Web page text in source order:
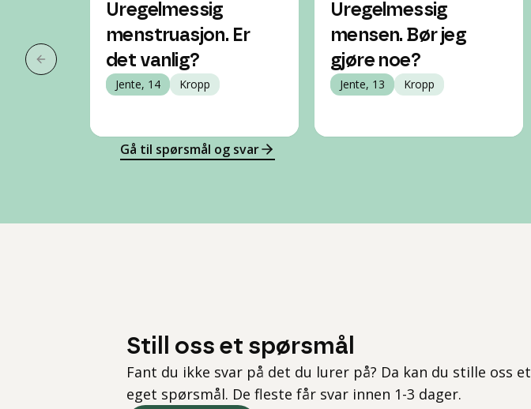
Forrige slide
Uregelmessig
menstruasjon. Er
det vanlig?
Jente, 14 Kropp
Uregelmessig
mensen. Bør jeg
gjøre noe?
Jente, 13 Kropp
Gå til spørsmål og svar
Still oss et spørsmål
Fant du ikke svar på det du lurer på? Da kan du stille oss et
eget spørsmål. De fleste får svar innen 1-3 dager.